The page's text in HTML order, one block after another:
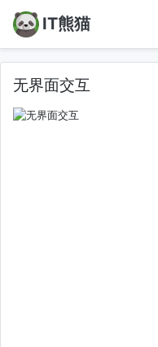
IT熊猫
无界面交互